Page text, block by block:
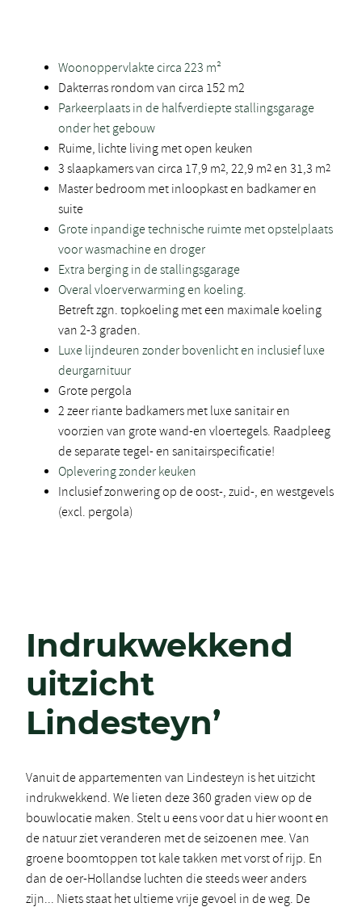
Woonoppervlakte circa 223 m²
Dakterras rondom van circa 152 m2
Parkeerplaats in de halfverdiepte stallingsgarage
onder het gebouw
Ruime, lichte living met open keuken
3 slaapkamers van circa 17,9 m2, 22,9 m2en 31,3 m2
Master bedroom met inloopkast en badkamer en
suite
Grote inpandige technische ruimte met opstelplaats
voor wasmachine en droger
Extra berging in de stallingsgarage
Overal vloerverwarming en koeling.
Betreft zgn. topkoeling met een maximale koeling
van 2-3 graden.
Luxe lijndeuren zonder bovenlicht en inclusief luxe
deurgarnituur
Grote pergola
2 zeer riante badkamers met luxe sanitair en
voorzien van grote wand-en vloertegels. Raadpleeg
de separate tegel- en sanitairspecificatie!
Oplevering zonder keuken
Inclusief zonwering op de oost-, zuid-, en westgevels
(excl. pergola)
Indruk­wekkend
uitzicht
Lindesteyn’
Vanuit de appartementen van Lindesteyn is het uitzicht
indrukwekkend. We lieten deze 360 graden view op de
bouwlocatie maken. Stelt u eens voor dat u hier woont en
de natuur ziet veranderen met de seizoenen mee. Van
groene boomtoppen tot kale takken met vorst of rijp. En
dan de oer-Hollandse luchten die steeds weer anders
zijn... Niets staat het ultieme vrije gevoel in de weg. De